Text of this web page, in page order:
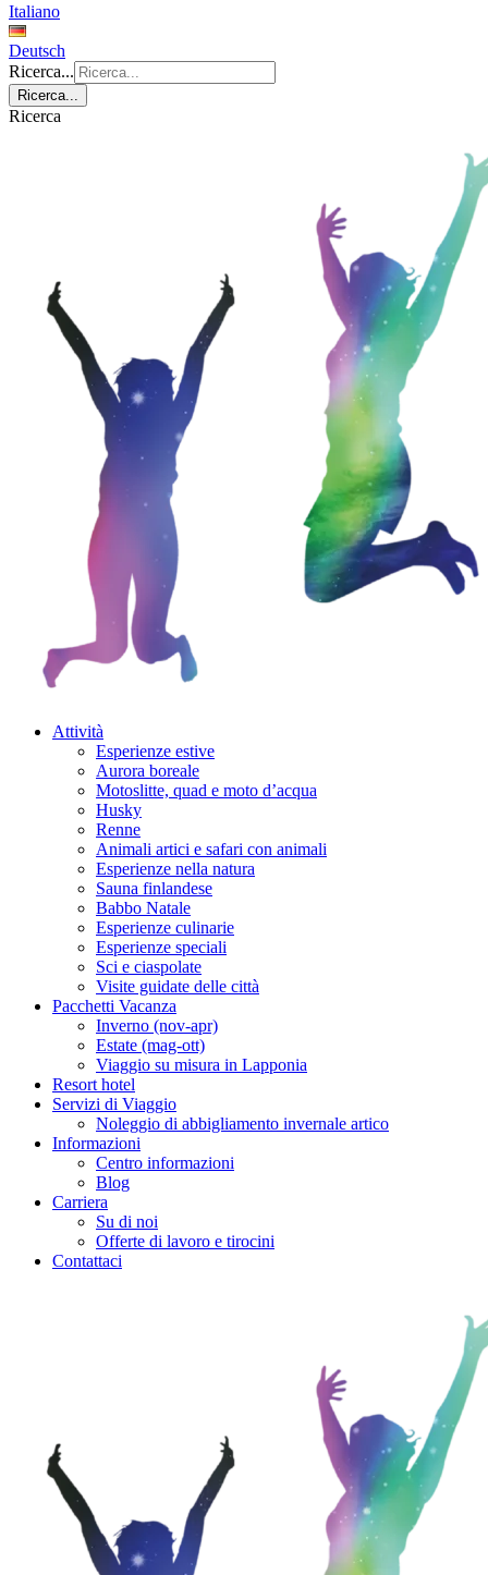
Italiano
Deutsch
Ricerca...
Ricerca...
Ricerca
Attività
Esperienze estive
Aurora boreale
Motoslitte, quad e moto d’acqua
Husky
Renne
Animali artici e safari con animali
Esperienze nella natura
Sauna finlandese
Babbo Natale
Esperienze culinarie
Esperienze speciali
Sci e ciaspolate
Visite guidate delle città
Pacchetti Vacanza
Inverno (nov-apr)
Estate (mag-ott)
Viaggio su misura in Lapponia
Resort hotel
Servizi di Viaggio
Noleggio di abbigliamento invernale artico
Informazioni
Centro informazioni
Blog
Carriera
Su di noi
Offerte di lavoro e tirocini
Contattaci